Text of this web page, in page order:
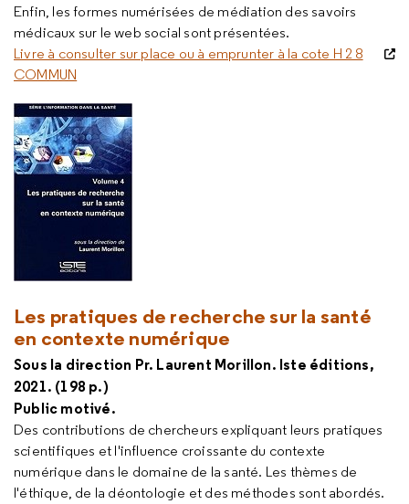
Enfin, les formes numérisées de médiation des savoirs
médicaux sur le web social sont présentées.
Livre à consulter sur place ou à emprunter à la cote H 2 8
COMMUN
Les pratiques de recherche sur la santé
en contexte numérique
Sous la direction Pr. Laurent Morillon. Iste éditions,
2021. (198 p.)
Public motivé.
Des contributions de chercheurs expliquant leurs pratiques
scientifiques et l'influence croissante du contexte
numérique dans le domaine de la santé. Les thèmes de
l'éthique, de la déontologie et des méthodes sont abordés.